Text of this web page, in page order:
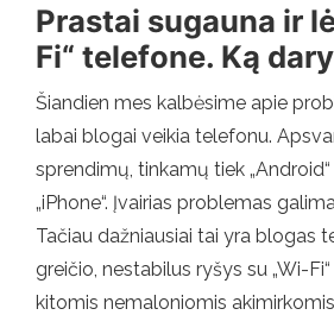
Prastai sugauna ir
Fi“ telefone. Ką
Šiandien mes kalbėsime apie
labai blogai veikia telefonu.
sprendimų, tinkamų tiek
„iPhone“. Įvairias problemas
Tačiau dažniausiai tai yra blogas
greičio, nestabilus ryšys su „Wi-
kitomis nemaloniomis